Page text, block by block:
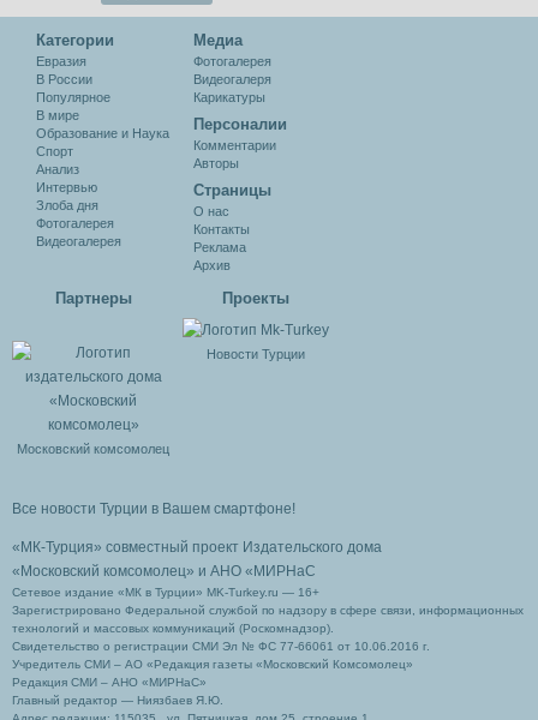
Категории
Евразия
В России
Популярное
В мире
Образование и Наука
Спорт
Анализ
Интервью
Злоба дня
Фотогалерея
Видеогалерея
Медиа
Фотогалерея
Видеогалеря
Карикатуры
Персоналии
Комментарии
Авторы
Cтраницы
О нас
Контакты
Реклама
Архив
Партнеры
Московский комсомолец
Проекты
Новости Турции
Все новости Турции в Вашем смартфоне!
«МК-Турция» совместный проект Издательского дома
«Московский комсомолец» и АНО «МИРНаС
Сетевое издание «МК в Турции» MK-Turkey.ru — 16+
Зарегистрировано Федеральной службой по надзору в сфере связи, информационных
технологий и массовых коммуникаций (Роскомнадзор).
Свидетельство о регистрации СМИ Эл № ФС 77-66061 от 10.06.2016 г.
Учредитель СМИ – АО «Редакция газеты «Московский Комсомолец»
Редакция СМИ – АНО «МИРНаС»
Главный редактор — Ниязбаев Я.Ю.